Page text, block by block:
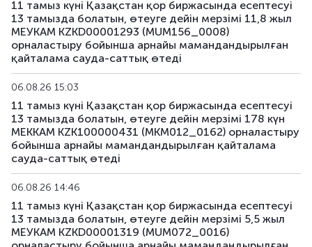
11 тамыз күні Қазақстан қор биржасында есептесуі
13 тамызда болатын, өтеуге дейін мерзімі 11,8 жыл
МЕУКАМ KZKD00001293 (MUM156_0008)
орналастыру бойынша арнайы мамандандырылған
қайталама сауда-саттық өтеді
06.08.26 15:03
11 тамыз күні Қазақстан қор биржасында есептесуі
13 тамызда болатын, өтеуге дейін мерзімі 178 күн
МЕККАМ KZK100000431 (MKM012_0162) орналастыру
бойынша арнайы мамандандырылған қайталама
сауда-саттық өтеді
06.08.26 14:46
11 тамыз күні Қазақстан қор биржасында есептесуі
13 тамызда болатын, өтеуге дейін мерзімі 5,5 жыл
МЕУКАМ KZKD00001319 (MUM072_0016)